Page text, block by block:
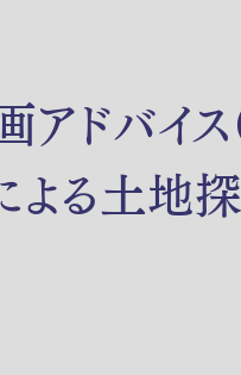
アドバイ
よる土地